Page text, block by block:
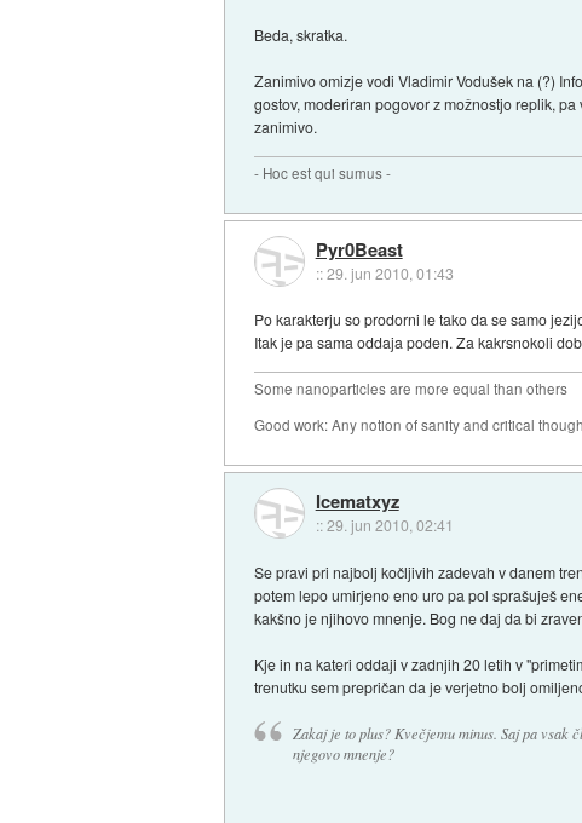
Beda, skratka.
Zanimivo omizje vodi Vladimir Vodušek na (?)
gostov, moderiran pogovor z možnostjo replik,
zanimivo.
- Hoc est qui sumus -
Pyr0Beast
::29. jun 2010, 01:43
Po karakterju so prodorni le tako da se samo
Itak je pa sama oddaja poden. Za kakrsnokoli
Some nanoparticles are more equal than others
Good work: Any notion of sanity and critical
Icematxyz
::29. jun 2010, 02:41
Se pravi pri najbolj kočljivih zadevah v danem
potem lepo umirjeno eno uro pa pol sprašuješ
kakšno je njihovo mnenje. Bog ne daj da bi
Kje in na kateri oddaji v zadnjih 20 letih v
trenutku sem prepričan da je verjetno bolj
Zakaj je to plus? Kvečjemu minus. Saj pa vsak
njegovo mnenje?